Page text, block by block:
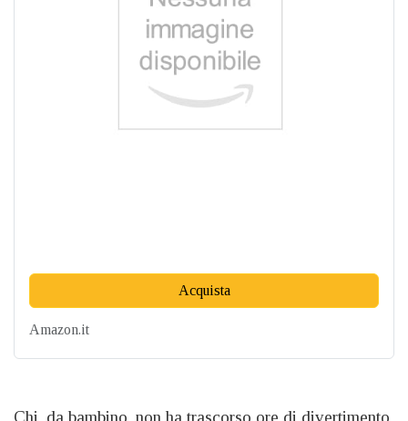
Acquista
Amazon.it
Chi, da bambino, non ha trascorso ore di divertimento